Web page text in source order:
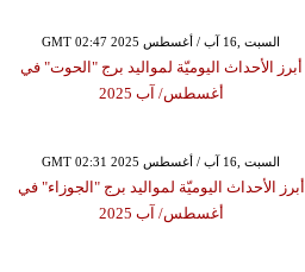
GMT 02:47 2025 السبت ,16 آب / أغسطس
أبرز الأحداث اليوميّة لمواليد برج "الحوت" في
أغسطس/ آب 2025
GMT 02:31 2025 السبت ,16 آب / أغسطس
أبرز الأحداث اليوميّة لمواليد برج "الجوزاء" في
أغسطس/ آب 2025